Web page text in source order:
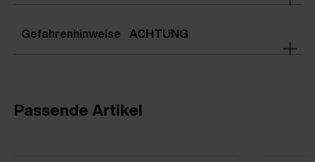
Gefahrenhinweise ACHTUNG
Passende Artikel